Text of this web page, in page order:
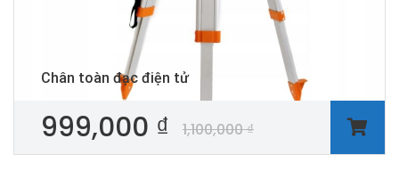
Chân toàn đạc điện tử
1,100,000₫
999,000 ₫